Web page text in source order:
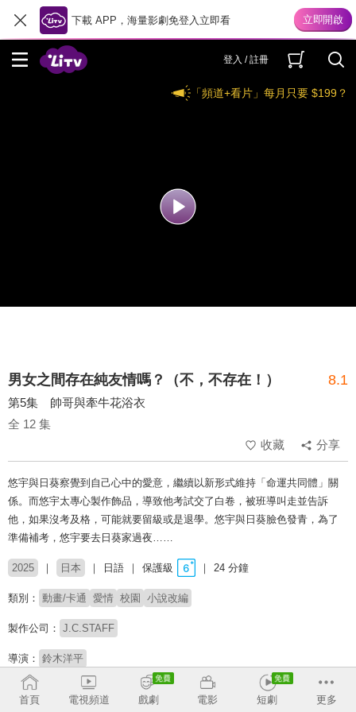
下載 APP，海量影劇免登入立即看
登入 / 註冊
「頻道+看片」每月只要 $199？
男女之間存在純友情嗎？（不，不存在！） 8.1
第5集 帥哥與牽牛花浴衣
全 12 集
收藏
分享
悠宇與日葵察覺到自己心中的愛意，繼續以新形式維持「命運共同體」關
係。而悠宇太專心製作飾品，導致他考試交了白卷，被班導叫走並告訴
他，如果沒考及格，可能就要留級或是退學。悠宇與日葵臉色發青，為了
準備補考，悠宇要去日葵家過夜……
2025 日本 日語 保護級 24 分鐘
類別： 動畫/卡通 愛情 校園 小說改編
製作公司： J.C.STAFF
導演： 鈴木洋平
配音： 戸谷菊之介 犬塚日葵：鈴代紗弓 貫井柚佳 盆子原康
金元壽子
首頁 電視頻道 戲劇 電影 短劇 更多